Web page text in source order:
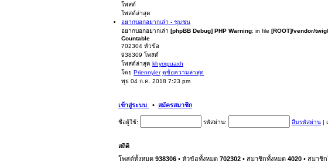
โพสต์
โพสต์ล่าสุด
อยากบอกอยากเล่า - ชุมชน
อยากบอกอยากเล่า [phpBB Debug] PHP Warning: in file [ROOT]/vendor/
Countable
702304 หัวข้อ
938309 โพสต์
โพสต์ล่าสุด khyrxpuaxh
โดย Priennyler ดูข้อความล่าสุด
พุธ 04 ก.ค. 2018 7:23 pm
เข้าสู่ระบบ • สมัครสมาชิก
ชื่อผู้ใช้: รหัสผ่าน: ลืมรหัสผ่าน |
สถิติ
โพสต์ทั้งหมด 938306 • หัวข้อทั้งหมด 702302 • สมาชิกทั้งหมด 4020 • สมาชิ